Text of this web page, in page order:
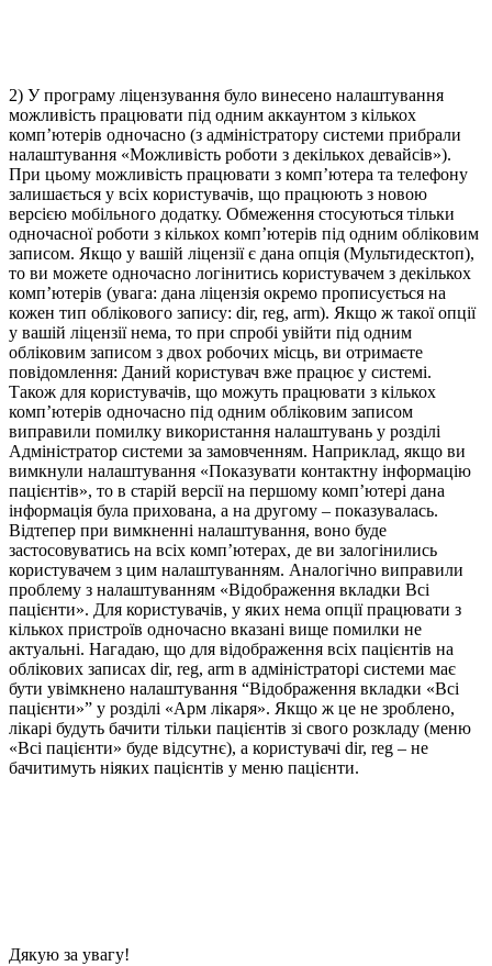
2) У програму ліцензування було винесено налаштування
можливість працювати під одним аккаунтом з кількох
комп’ютерів одночасно (з адміністратору системи прибрали
налаштування «Можливість роботи з декількох девайсів»).
При цьому можливість працювати з комп’ютера та телефону
залишається у всіх користувачів, що працюють з новою
версією мобільного додатку. Обмеження стосуються тільки
одночасної роботи з кількох комп’ютерів під одним обліковим
записом. Якщо у вашій ліцензії є дана опція (Мультидесктоп),
то ви можете одночасно логінитись користувачем з декількох
комп’ютерів (увага: дана ліцензія окремо прописується на
кожен тип облікового запису: dir, reg, arm). Якщо ж такої опції
у вашій ліцензії нема, то при спробі увійти під одним
обліковим записом з двох робочих місць, ви отримаєте
повідомлення: Даний користувач вже працює у системі.
Також для користувачів, що можуть працювати з кількох
комп’ютерів одночасно під одним обліковим записом
виправили помилку використання налаштувань у розділі
Адміністратор системи за замовченням. Наприклад, якщо ви
вимкнули налаштування «Показувати контактну інформацію
пацієнтів», то в старій версії на першому комп’ютері дана
інформація була прихована, а на другому – показувалась.
Відтепер при вимкненні налаштування, воно буде
застосовуватись на всіх комп’ютерах, де ви залогінились
користувачем з цим налаштуванням. Аналогічно виправили
проблему з налаштуванням «Відображення вкладки Всі
пацієнти». Для користувачів, у яких нема опції працювати з
кількох пристроїв одночасно вказані вище помилки не
актуальні. Нагадаю, що для відображення всіх пацієнтів на
облікових записах dir, reg, arm в адміністраторі системи має
бути увімкнено налаштування “Відображення вкладки «Всі
пацієнти»” у розділі «Арм лікаря». Якщо ж це не зроблено,
лікарі будуть бачити тільки пацієнтів зі свого розкладу (меню
«Всі пацієнти» буде відсутнє), а користувачі dir, reg – не
бачитимуть ніяких пацієнтів у меню пацієнти.
Дякую за увагу!